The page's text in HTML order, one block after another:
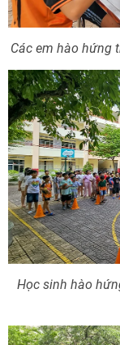
Các em hào hứng
Học sinh hào